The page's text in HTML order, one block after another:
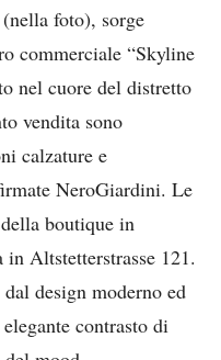
foto), sorge
commerciale “Skyline
nel cuore del distretto
vendita sono
calzature e
NeroGiardini. Le
boutique in
Altstetterstrasse 121.
design moderno ed
contrasto di